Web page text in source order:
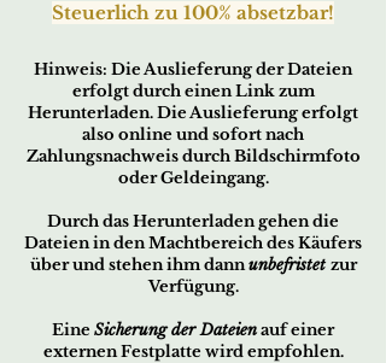
Steuerlich zu 100% absetzbar!
Hinweis: Die Auslieferung der Dateien
erfolgt durch einen Link zum
Herunterladen. Die Auslieferung erfolgt
also online und sofort nach
Zahlungsnachweis durch Bildschirmfoto
oder Geldeingang.
Durch das Herunterladen gehen die
Dateien in den Machtbereich des Käufers
über und stehen ihm dannunbefristetzur
Verfügung.
Eine Sicherung der Dateienauf einer
externen Festplatte wird empfohlen.